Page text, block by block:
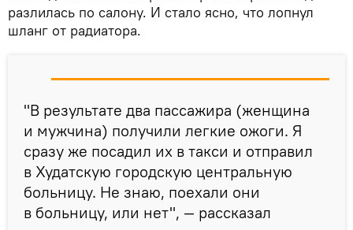
разлилась по салону. И стало ясно, что лопнул
шланг от радиатора.
"В результате два пассажира (женщина
и мужчина) получили легкие ожоги. Я
сразу же посадил их в такси и отправил
в Худатскую городскую центральную
больницу. Не знаю, поехали они
в больницу, или нет", — рассказал